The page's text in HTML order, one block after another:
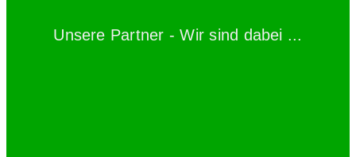
Unsere Partner - Wir sind dabei ...